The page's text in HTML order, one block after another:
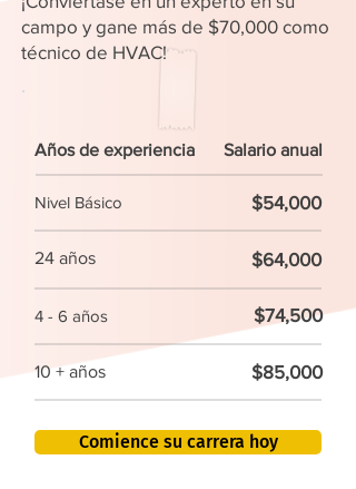
campo y gane más de $70,000 como
técnico de HVAC!
Años de experiencia Salario anual
Nivel Básico $54,000
24 años $64,000
4 - 6 años $74,500
10 + años $85,000
Comience su carrera hoy